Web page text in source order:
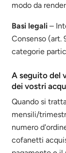
modo da
Basi legali –
Consenso (art.
categorie
A seguito del
dei vostri
Quando si
mensili/
numero
cofanetti